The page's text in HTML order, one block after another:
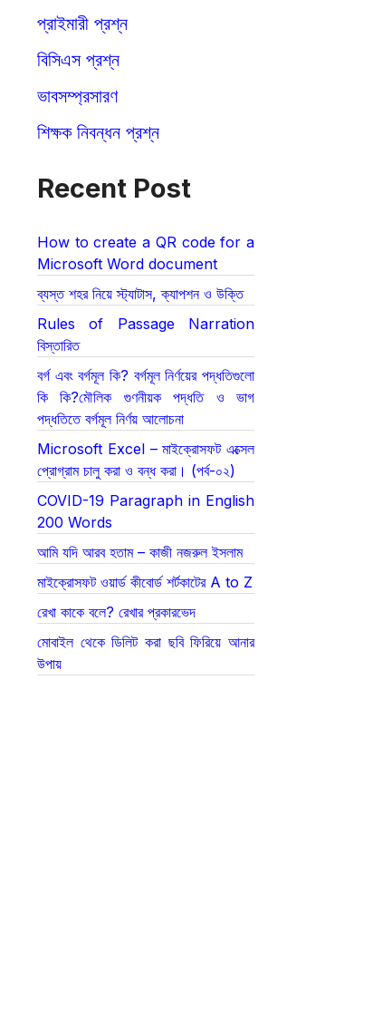
প্রাইমারী প্রশ্ন
বিসিএস প্রশ্ন
ভাবসম্প্রসারণ
শিক্ষক নিবন্ধন প্রশ্ন
Recent Post
How to create a QR code for a
Microsoft Word document
ব্যস্ত শহর নিয়ে স্ট্যাটাস, ক্যাপশন ও উক্তি
Rules of Passage Narration
বিস্তারিত
বর্গ এবং বর্গমূল কি? বর্গমূল নির্ণয়ের পদ্ধতিগুলো
কি কি?মৌলিক গুণনীয়ক পদ্ধতি ও ভাগ
পদ্ধতিতে বর্গমূল নির্ণয় আলোচনা
Microsoft Excel – মাইক্রোসফট এক্সেল
প্রোগ্রাম চালু করা ও বন্ধ করা। (পর্ব-০২)
COVID-19 Paragraph in English
200 Words
আমি যদি আরব হতাম – কাজী নজরুল ইসলাম
মাইক্রোসফট ওয়ার্ড কীবোর্ড শর্টকাটের A to Z
রেখা কাকে বলে? রেখার প্রকারভেদ
মোবাইল থেকে ডিলিট করা ছবি ফিরিয়ে আনার
উপায়